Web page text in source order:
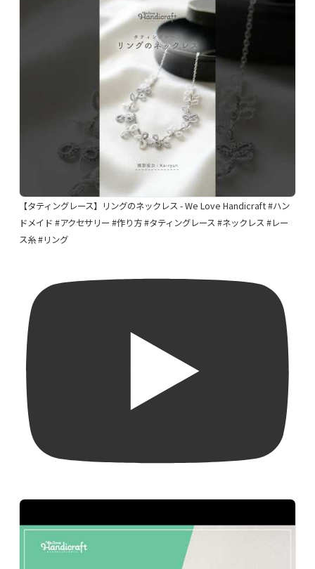
【タティングレース】リングのネックレス - We Love Handicraft #ハン
ドメイド #アクセサリー #作り方 #タティングレース #ネックレス #レー
ス糸 #リング